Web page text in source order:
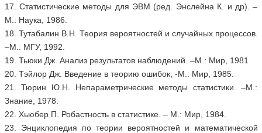
17. Статистические методы для ЭВМ (ред. Энслейна К. и др). –
М.: Наука, 1986.
18. Тутабалин В.Н. Теория вероятностей и случайных процессов.
–М.: МГУ, 1992.
19. Тьюки Дж. Анализ результатов наблюдений. –М.: Мир, 1981
20. Тэйлор Дж. Введение в теорию ошибок, -М.: Мир, 1985.
21. Тюрин Ю.Н. Непараметрические методы статистики. –М.:
Знание, 1978.
22. Хьюбер П. Робастность в статистике. – М.: Мир, 1984.
23. Энциклопедия по теории вероятностей и математической